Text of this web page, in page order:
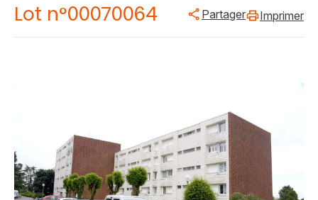
Lot n°00070064 Partager Imprimer